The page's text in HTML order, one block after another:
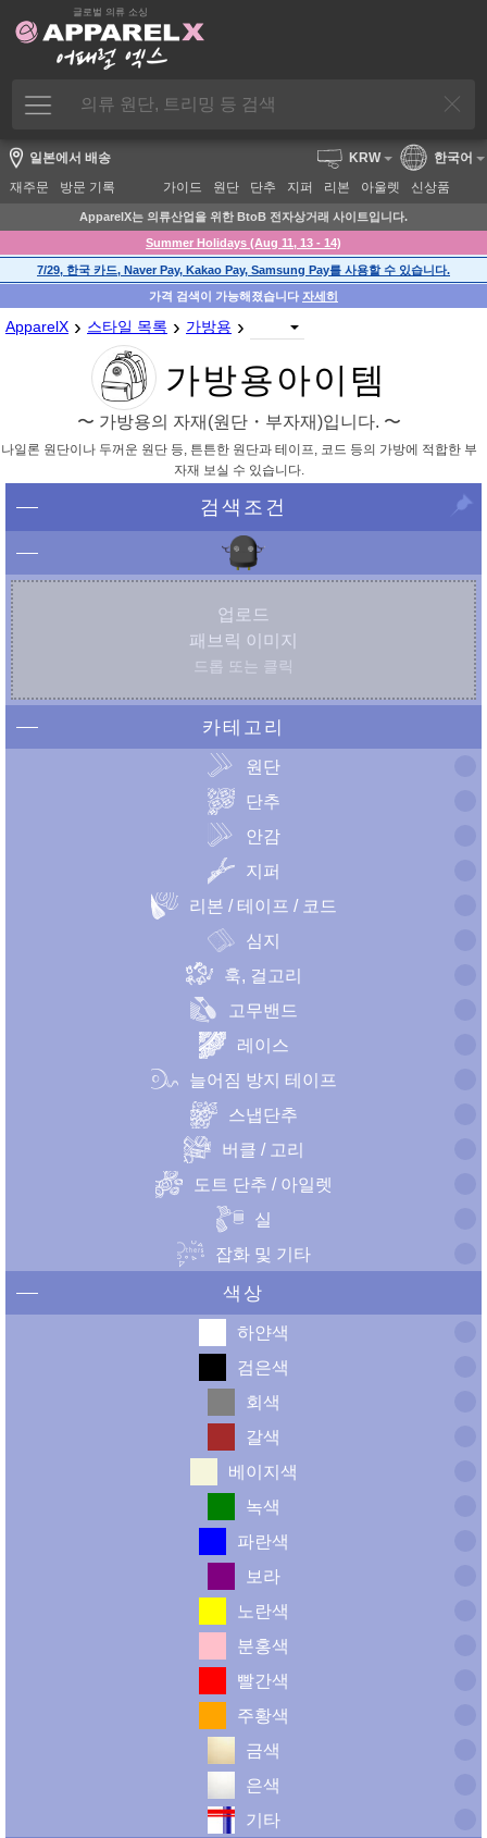
글로벌 의류 소싱
일본에서 배송
재주문
방문 기록 가이드 원단 단추 지퍼 리본 아울렛 신상품
KRW 한국어
ApparelX는 의류산업을 위한 BtoB 전자상거래 사이트입니다.
Summer Holidays (Aug 11, 13 - 14)
7/29, 한국 카드, Naver Pay, Kakao Pay, Samsung Pay를 사용할 수 있습니다.
가격 검색이 가능해졌습니다 자세히
ApparelX › 스타일 목록 › 가방용 ›
가방용아이템
〜 가방용의 자재(원단・부자재)입니다. 〜
나일론 원단이나 두꺼운 원단 등, 튼튼한 원단과 테이프, 코드 등의 가방에 적합한 부
자재 보실 수 있습니다.
검색조건
업로드
패브릭 이미지
드롭 또는 클릭
카테고리
원단
단추
안감
지퍼
리본 / 테이프 / 코드
심지
훅, 걸고리
고무밴드
레이스
늘어짐 방지 테이프
스냅단추
버클 / 고리
도트 단추 / 아일렛
실
잡화 및 기타
색상
하얀색
검은색
회색
갈색
베이지색
녹색
파란색
보라
노란색
분홍색
빨간색
주황색
금색
은색
기타